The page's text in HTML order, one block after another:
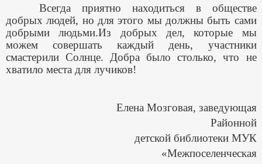
Всегда приятно находиться в обществе
добрых людей, но для этого мы должны быть сами
добрыми людьми.Из добрых дел, которые мы
можем совершать каждый день, участники
смастерили Солнце. Добра было столько, что не
хватило места для лучиков!
Елена Мозговая, заведующая
Районной
детской библиотеки МУК
«Межпоселенческая